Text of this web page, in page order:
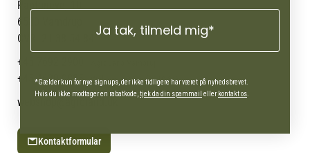
Blog
Ofte stillede spørgsmål
Pantonevej 10
6580 Vamdrup
CVR: 21 38 54 84
+45 7692 2900
+45 4630 0885 Webshop (Man-fre 10-16)
webshop@agroland.dk
Kontaktformular
Ja tak, tilmeld mig*
*Gælder kun for nye signups, der ikke tidligere har været på nyhedsbrevet.
Hvis du ikke modtager en rabatkode, tjek da din spammail ellerkontakt os